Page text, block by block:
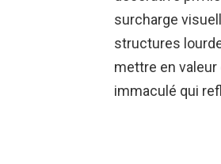
surcharge
structures
mettre en
immaculé qui